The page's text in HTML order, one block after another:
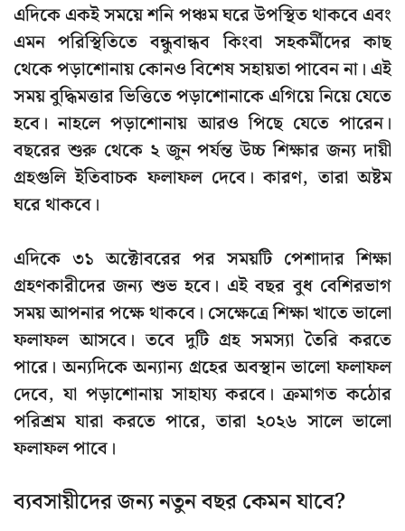
এদিকে একই সময়ে শনি পঞ্চম ঘরে উপস্থিত থাকবে এবং
এমন পরিস্থিতিতে বন্ধুবান্ধব কিংবা সহকর্মীদের কাছ
থেকে পড়াশোনায় কোনও বিশেষ সহায়তা পাবেন না। এই
সময় বুদ্ধিমত্তার ভিত্তিতে পড়াশোনাকে এগিয়ে নিয়ে যেতে
হবে। নাহলে পড়াশোনায় আরও পিছে যেতে পারেন।
বছরের শুরু থেকে ২ জুন পর্যন্ত উচ্চ শিক্ষার জন্য দায়ী
গ্রহগুলি ইতিবাচক ফলাফল দেবে। কারণ, তারা অষ্টম
ঘরে থাকবে।
এদিকে ৩১ অক্টোবরের পর সময়টি পেশাদার শিক্ষা
গ্রহণকারীদের জন্য শুভ হবে। এই বছর বুধ বেশিরভাগ
সময় আপনার পক্ষে থাকবে। সেক্ষেত্রে শিক্ষা খাতে ভালো
ফলাফল আসবে। তবে দুটি গ্রহ সমস্যা তৈরি করতে
পারে। অন্যদিকে অন্যান্য গ্রহের অবস্থান ভালো ফলাফল
দেবে, যা পড়াশোনায় সাহায্য করবে। ক্রমাগত কঠোর
পরিশ্রম যারা করতে পারে, তারা ২০২৬ সালে ভালো
ফলাফল পাবে।
ব্যবসায়ীদের জন্য নতুন বছর কেমন যাবে?